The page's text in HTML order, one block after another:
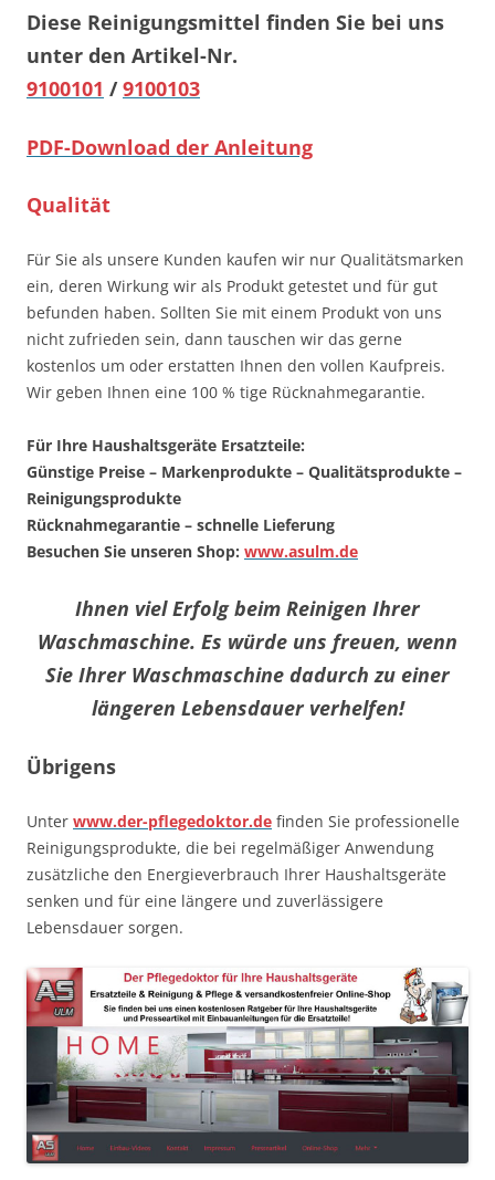
Diese Reinigungsmittel finden Sie bei uns
unter den Artikel-Nr.
9100101 /9100103
PDF-Download der Anleitung
Qualität
Für Sie als unsere Kunden kaufen wir nur Qualitätsmarken
ein, deren Wirkung wir als Produkt getestet und für gut
befunden haben. Sollten Sie mit einem Produkt von uns
nicht zufrieden sein, dann tauschen wir das gerne
kostenlos um oder erstatten Ihnen den vollen Kaufpreis.
Wir geben Ihnen eine 100 % tige Rücknahmegarantie.
Für Ihre Haushaltsgeräte Ersatzteile:
Günstige Preise – Markenprodukte – Qualitätsprodukte –
Reinigungsprodukte
Rücknahmegarantie – schnelle Lieferung
Besuchen Sie unseren Shop: www.asulm.de
Ihnen viel Erfolg beim Reinigen Ihrer
Waschmaschine. Es würde uns freuen, wenn
Sie Ihrer Waschmaschine dadurch zu einer
längeren Lebensdauer verhelfen!
Übrigens
Unter www.der-pflegedoktor.de finden Sie professionelle
Reinigungsprodukte, die bei regelmäßiger Anwendung
zusätzliche den Energieverbrauch Ihrer Haushaltsgeräte
senken und für eine längere und zuverlässigere
Lebensdauer sorgen.